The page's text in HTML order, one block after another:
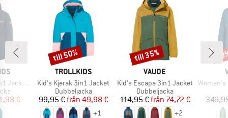
Pro
pris
€
VARUMÄRKE
TROLLKIDS
Produkter
Kid's Kjerak 3in1 Jacket
Produktgrupp
Dubbeljacka
Pris
99,95 € Reducerat pris
från 49,98 €
+1
Rabatt
till 50%
VARUMÄRKE
VAUDE
Produkter
Kid's Escape 3in1 Jacket
Produktgrupp
Dubbeljacka
Pris
114,95 € Reducerat pris
från 74,72 €
+2
Rabatt
till 35%
Produkter
Women's